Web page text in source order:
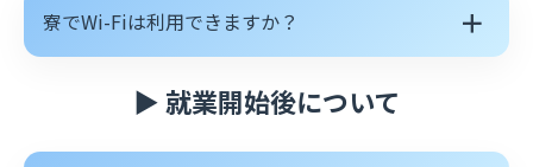
寮でWi-Fiは利用できますか？ ＋
▶ 就業開始後について